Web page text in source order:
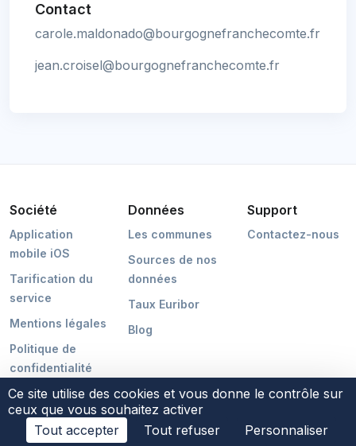
Contact
carole.maldonado@bourgognefranchecomte.fr
jean.croisel@bourgognefranchecomte.fr
Société
Application
mobile iOS
Tarification du
service
Mentions légales
Politique de
confidentialité
Données
Les communes
Sources de nos
données
Taux Euribor
Blog
Support
Contactez-nous
Ce site utilise des cookies et vous donne le contrôle sur
ceux que vous souhaitez activer
Tout accepter
Tout refuser Personnaliser